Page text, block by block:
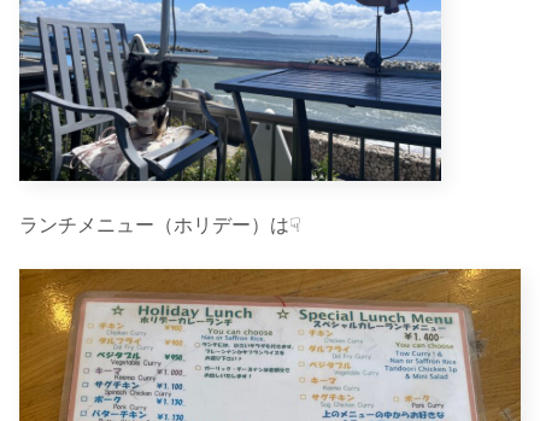
ランチメニュー（ホリデー）は☟